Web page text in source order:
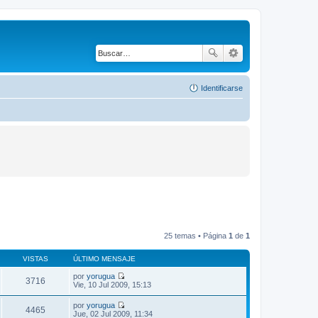
Identificarse
25 temas • Página 1 de 1
VISTAS ÚLTIMO MENSAJE
3716 por yorugua
V
e
Vie, 10 Jul 2009, 15:13
4465 por yorugua
V
Jue, 02 Jul 2009, 11:34